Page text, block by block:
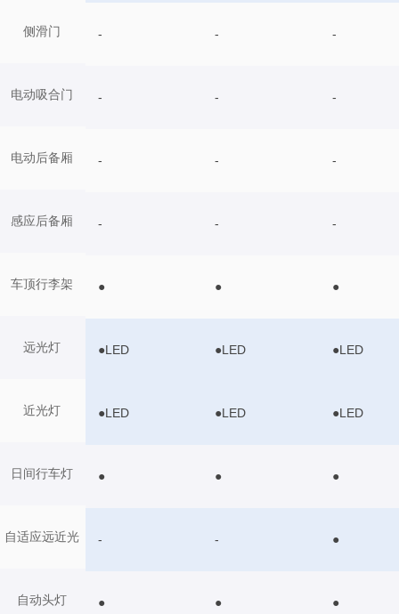
侧滑门
电动吸合门
电动后备厢
感应后备厢
车顶行李架
远光灯
近光灯
日间行车灯
自适应远近光
自动头灯
- - -
- - -
- - -
- - -
● ● ●
●LED ●LED ●LED
●LED ●LED ●LED
● ● ●
- - ●
● ● ●